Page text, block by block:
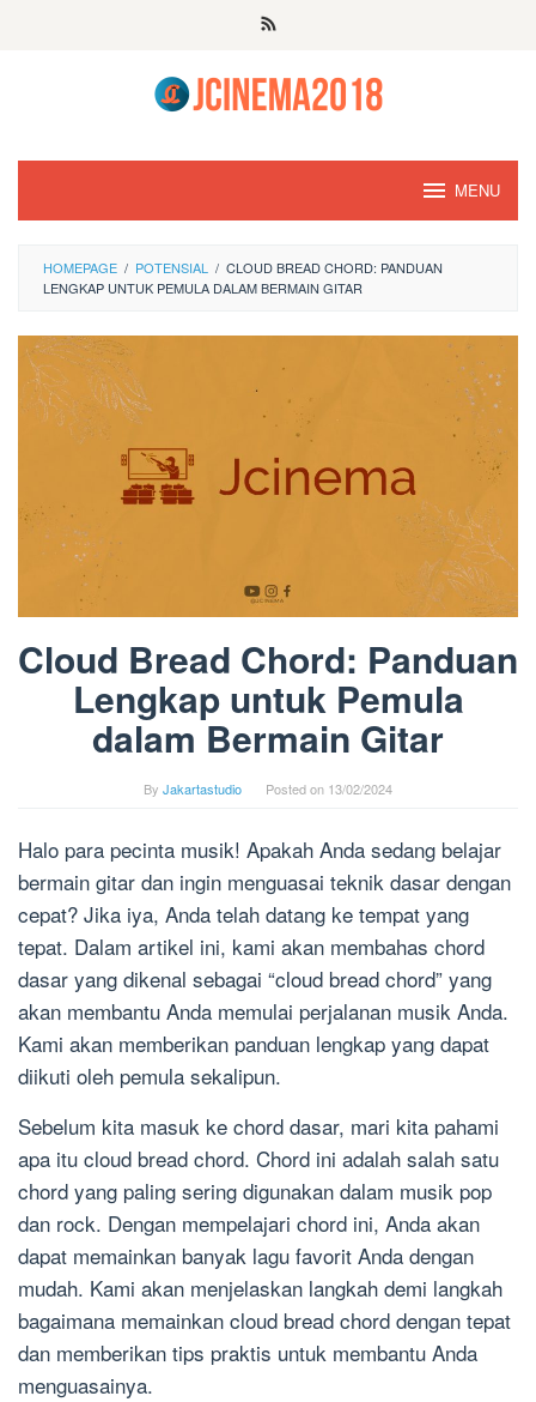
MENU
HOMEPAGE / POTENSIAL / CLOUD BREAD CHORD: PANDUAN
LENGKAP UNTUK PEMULA DALAM BERMAIN GITAR
Cloud Bread Chord: Panduan
Lengkap untuk Pemula
dalam Bermain Gitar
By Jakartastudio Posted on 13/02/2024
Halo para pecinta musik! Apakah Anda sedang belajar
bermain gitar dan ingin menguasai teknik dasar dengan
cepat? Jika iya, Anda telah datang ke tempat yang
tepat. Dalam artikel ini, kami akan membahas chord
dasar yang dikenal sebagai “cloud bread chord” yang
akan membantu Anda memulai perjalanan musik Anda.
Kami akan memberikan panduan lengkap yang dapat
diikuti oleh pemula sekalipun.
Sebelum kita masuk ke chord dasar, mari kita pahami
apa itu cloud bread chord. Chord ini adalah salah satu
chord yang paling sering digunakan dalam musik pop
dan rock. Dengan mempelajari chord ini, Anda akan
dapat memainkan banyak lagu favorit Anda dengan
mudah. Kami akan menjelaskan langkah demi langkah
bagaimana memainkan cloud bread chord dengan tepat
dan memberikan tips praktis untuk membantu Anda
menguasainya.